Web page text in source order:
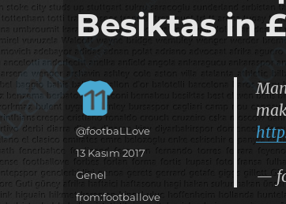
Besiktas in
—
Yazar
@footbaLLove
Yayın
tarihi
13 Kasım 2017
Kategoriler
Genel
Etiketler
from:footballove